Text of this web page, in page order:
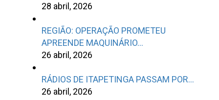
28 abril, 2026
REGIÃO: OPERAÇÃO PROMETEU
APREENDE MAQUINÁRIO…
26 abril, 2026
RÁDIOS DE ITAPETINGA PASSAM POR…
26 abril, 2026